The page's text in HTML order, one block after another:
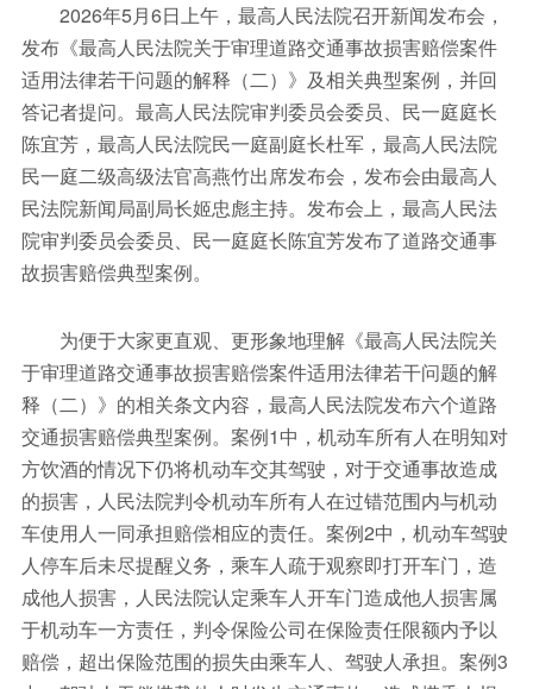
2026年5月6日上午，最高人民法院召开新闻发布会，
发布《最高人民法院关于审理道路交通事故损害赔偿案件
适用法律若干问题的解释（二）》及相关典型案例，并回
答记者提问。最高人民法院审判委员会委员、民一庭庭长
陈宜芳，最高人民法院民一庭副庭长杜军，最高人民法院
民一庭二级高级法官高燕竹出席发布会，发布会由最高人
民法院新闻局副局长姬忠彪主持。发布会上，最高人民法
院审判委员会委员、民一庭庭长陈宜芳发布了道路交通事
故损害赔偿典型案例。
为便于大家更直观、更形象地理解《最高人民法院关
于审理道路交通事故损害赔偿案件适用法律若干问题的解
释（二）》的相关条文内容，最高人民法院发布六个道路
交通损害赔偿典型案例。案例1中，机动车所有人在明知对
方饮酒的情况下仍将机动车交其驾驶，对于交通事故造成
的损害，人民法院判令机动车所有人在过错范围内与机动
车使用人一同承担赔偿相应的责任。案例2中，机动车驾驶
人停车后未尽提醒义务，乘车人疏于观察即打开车门，造
成他人损害，人民法院认定乘车人开车门造成他人损害属
于机动车一方责任，判令保险公司在保险责任限额内予以
赔偿，超出保险范围的损失由乘车人、驾驶人承担。案例3